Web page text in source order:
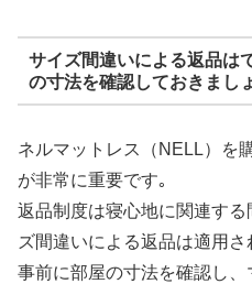
サイズ間違いによる返品は
の寸法を確認しておきまし
ネルマットレス（NELL）を
が非常に重要です｡
返品制度は寝心地に関連す
ズ間違いによる返品は適用さ
事前に部屋の寸法を確認し